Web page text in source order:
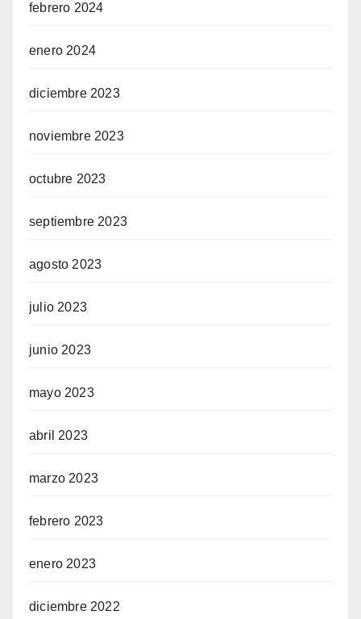
febrero 2024
enero 2024
diciembre 2023
noviembre 2023
octubre 2023
septiembre 2023
agosto 2023
julio 2023
junio 2023
mayo 2023
abril 2023
marzo 2023
febrero 2023
enero 2023
diciembre 2022